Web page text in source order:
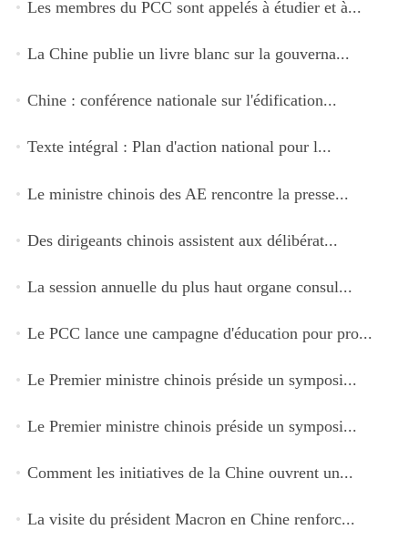
Les membres du PCC sont appelés à étudier et à...
La Chine publie un livre blanc sur la gouverna...
Chine : conférence nationale sur l'édification...
Texte intégral : Plan d'action national pour l...
Le ministre chinois des AE rencontre la presse...
Des dirigeants chinois assistent aux délibérat...
La session annuelle du plus haut organe consul...
Le PCC lance une campagne d'éducation pour pro...
Le Premier ministre chinois préside un symposi...
Le Premier ministre chinois préside un symposi...
Comment les initiatives de la Chine ouvrent un...
La visite du président Macron en Chine renforc...